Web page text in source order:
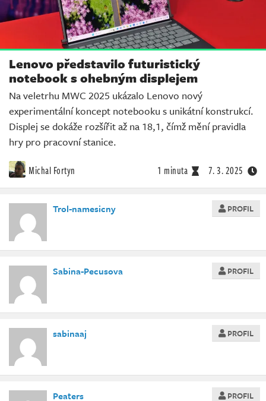
Lenovo představilo futuristický
notebook s ohebným displejem
Na veletrhu MWC 2025 ukázalo Lenovo nový
experimentální koncept notebooku s unikátní konstrukcí.
Displej se dokáže rozšířit až na 18,1, čímž mění pravidla
hry pro pracovní stanice.
Michal Fortyn 1 minuta 7. 3. 2025
Trol-namesicny PROFIL
Sabina-Pecusova PROFIL
sabinaaj PROFIL
Peaters PROFIL